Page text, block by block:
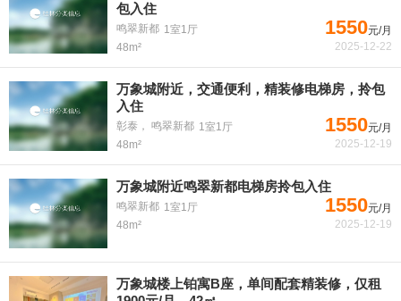
包入住
鸣翠新都 1室1厅
48m²
1550元/月
2025-12-22
万象城附近，交通便利，精装修电梯房，拎包
入住
彰泰， 鸣翠新都 1室1厅
48m²
1550元/月
2025-12-19
万象城附近鸣翠新都电梯房拎包入住
鸣翠新都 1室1厅
48m²
1550元/月
2025-12-19
万象城楼上铂寓B座，单间配套精装修，仅租